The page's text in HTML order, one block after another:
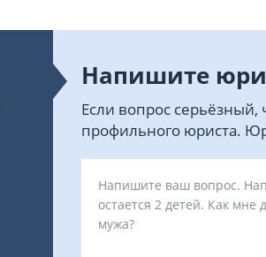
Напишите
Если вопрос серьёзный,
профильного юриста.